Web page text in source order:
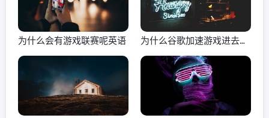
为什么会有游戏联赛呢英语
为什么谷歌加速游戏进去黑
屏